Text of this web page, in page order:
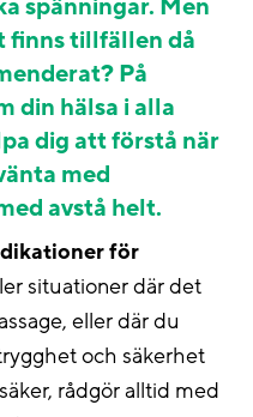
spänningar. Men
finns tillfällen då
På
din hälsa i alla
dig att förstå när
med
avstå helt.
för
situationer där det
eller där du
och säkerhet
rådgör alltid med